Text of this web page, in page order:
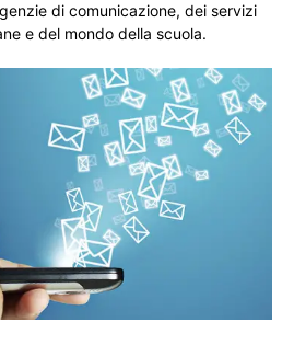
di comunicazione, dei servizi
e del mondo della scuola.